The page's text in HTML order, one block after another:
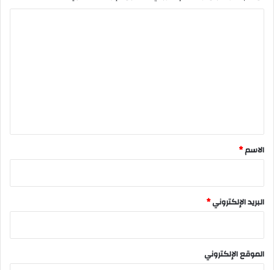
*
الاسم*
البريد الإلكتروني*
الموقع الإلكتروني